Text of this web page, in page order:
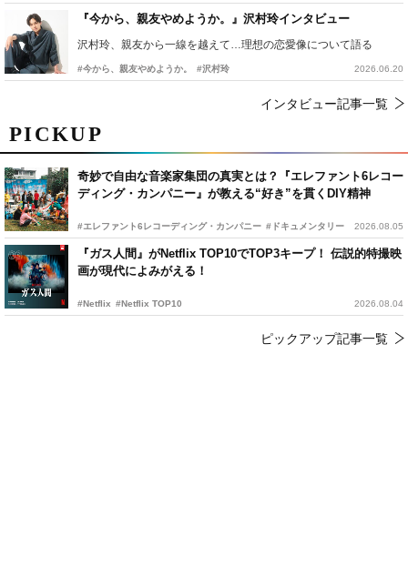
PICKUP
奇妙で自由な音楽家集団の真実とは？『エレファント6レコー
ディング・カンパニー』が教える“好き”を貫くDIY精神
#エレファント6レコーディング・カンパニー #ドキュメンタリー 2026.08.05
『ガス人間』がNetflix TOP10でTOP3キープ！ 伝説的特撮映
画が現代によみがえる！
#Netflix #Netflix TOP10 2026.08.04
ピックアップ記事一覧
『今から、親友やめようか。』沢村玲インタビュー
沢村玲、親友から一線を越えて…理想の恋愛像について語る
#今から、親友やめようか。 #沢村玲 2026.06.20
インタビュー記事一覧